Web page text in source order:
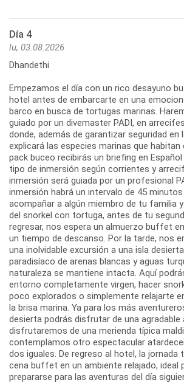
Día 4
lu, 03.08.2026
Dhandethi
Empezamos el día con un rico desayuno
hotel antes de embarcarte en una
barco en busca de tortugas marinas.
guiado por un divemaster PADI, en
donde, además de garantizar seguridad en
explicará las especies marinas que habitan
pack buceo recibirás un briefing en
tipo de inmersión según corrientes y
inmersión será guiada por un profesional
inmersión habrá un intervalo de 45
acompañar a algún miembro de tu familia
del snorkel con tortuga, antes de tu
regresar, nos espera un almuerzo buffet
un tiempo de descanso. Por la tarde, nos
una inolvidable excursión a una isla
paradisíaco de arenas blancas y aguas
naturaleza se mantiene intacta. Aquí
entorno completamente virgen, hacer
poco explorados o simplemente relajarte
la brisa marina. Ya para los más
desierta podrás disfrutar de una agradable
disfrutaremos de una merienda típica
contemplamos otro espectacular
dos iguales. De regreso al hotel, la jornada
cena buffet en un ambiente relajado, ideal
prepararse para las aventuras del día